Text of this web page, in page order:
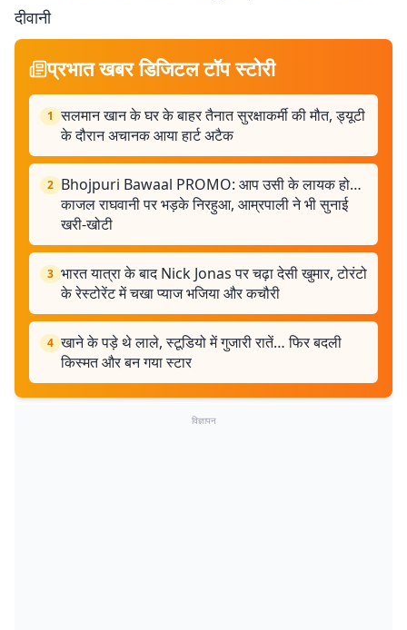
दीवानी
प्रभात खबर डिजिटल टॉप स्टोरी
1 सलमान खान के घर के बाहर तैनात सुरक्षाकर्मी की मौत, ड्यूटी
के दौरान अचानक आया हार्ट अटैक
2 Bhojpuri Bawaal PROMO: आप उसी के लायक हो…
काजल राघवानी पर भड़के निरहुआ, आम्रपाली ने भी सुनाई
खरी-खोटी
3 भारत यात्रा के बाद Nick Jonas पर चढ़ा देसी खुमार, टोरंटो
के रेस्टोरेंट में चखा प्याज भजिया और कचौरी
4 खाने के पड़े थे लाले, स्टूडियो में गुजारी रातें… फिर बदली
किस्मत और बन गया स्टार
विज्ञापन